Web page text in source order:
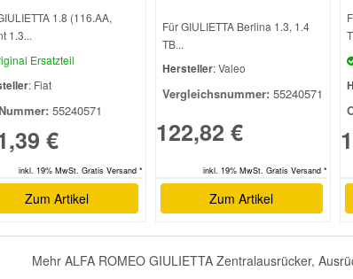
1.8 (116.AA,
1.3...
Ersatzteil
: Fiat
55240571
€
inkl. 19% MwSt. Gratis Versand *
Zum Artikel
Für GIULIETTA Berlina 1.3, 1.4
TB...
Hersteller: Valeo
Vergleichsnummer: 55240571
122,82 €
inkl. 19% MwSt. Gratis Versand *
Zum Artikel
Mehr ALFA ROMEO GIULIETTA Zentralausrücker,